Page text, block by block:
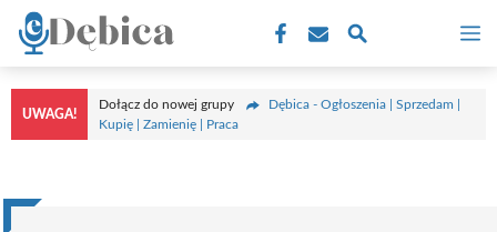
Przejdź
treści
UWAGA!
Dołącz do nowej grupy
Dębica - Ogłoszenia | Sprzedam |
Kupię | Zamienię | Praca